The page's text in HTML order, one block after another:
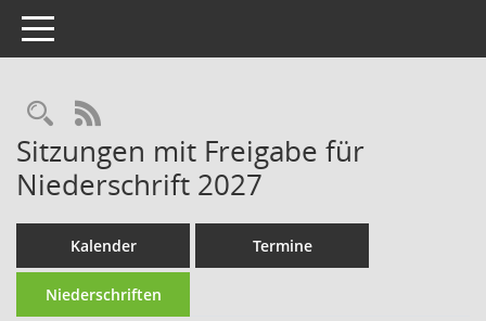
Toggle navigation
Rechercheauswahl
RSS-Feed
Sitzungen mit Freigabe für
Niederschrift 2027
Kalender Termine
Niederschriften